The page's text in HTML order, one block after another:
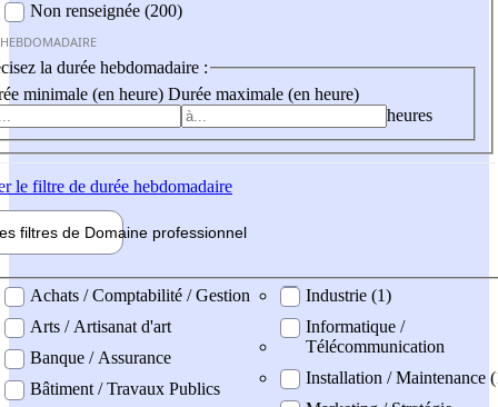
Non renseignée (200)
la durée hebdomadaire :
minimale (en heure) Durée maximale (en heure)
heures
le filtre de durée hebdomadaire
filtres de Domaine professionnel
professionel
Achats / Comptabilité / Gestion
Arts / Artisanat d'art
Banque / Assurance
Bâtiment / Travaux Publics
Industrie (1)
Informatique /
Télécommunication
Installation / Maintenance